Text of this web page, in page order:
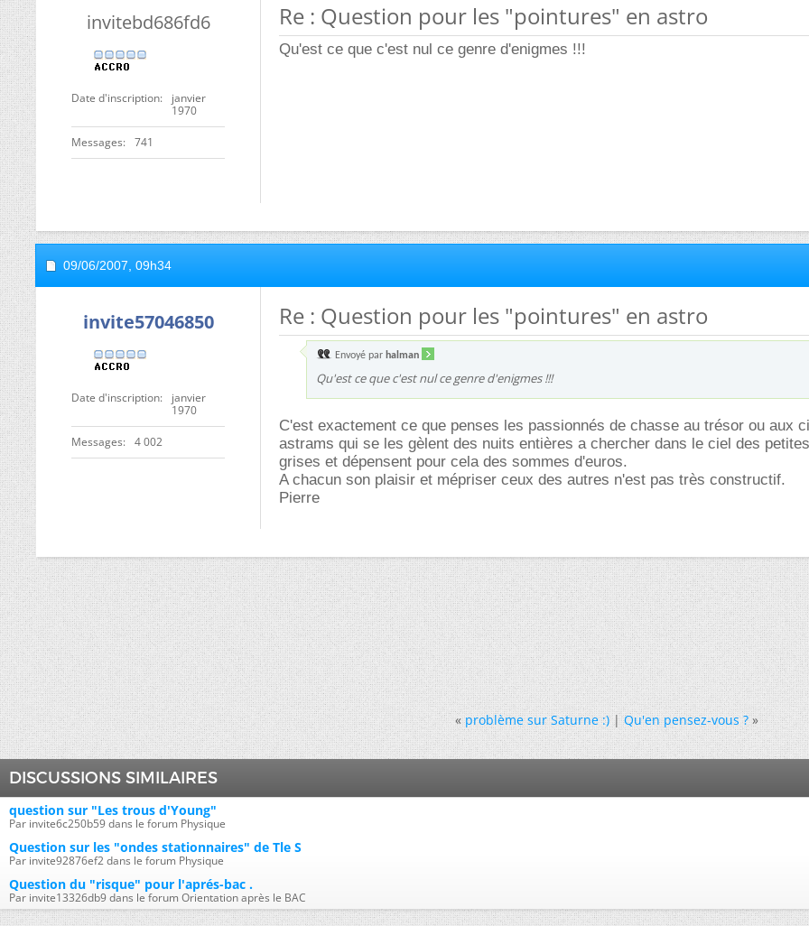
invitebd686fd6
Date d'inscription
janvier
1970
Messages 741
Re : Question pour les "pointures" en astro
Qu'est ce que c'est nul ce genre d'enigmes !!!
09/06/2007, 09h34
invite57046850
Date d'inscription
janvier
1970
Messages 4 002
Re : Question pour les "pointures" en astro
Envoyé par halman
Qu'est ce que c'est nul ce genre d'enigmes !!!
C'est exactement ce que penses les passionnés de chasse au trésor ou aux
astrams qui se les gèlent des nuits entières a chercher dans le ciel des
grises et dépensent pour cela des sommes d'euros.
A chacun son plaisir et mépriser ceux des autres n'est pas très constructif.
Pierre
« problème sur Saturne :)|Qu'en pensez-vous ? »
DISCUSSIONS SIMILAIRES
question sur "Les trous d'Young"
Par invite6c250b59 dans le forum Physique
Question sur les "ondes stationnaires" de Tle S
Par invite92876ef2 dans le forum Physique
Question du "risque" pour l'aprés-bac .
Par invite13326db9 dans le forum Orientation après le BAC